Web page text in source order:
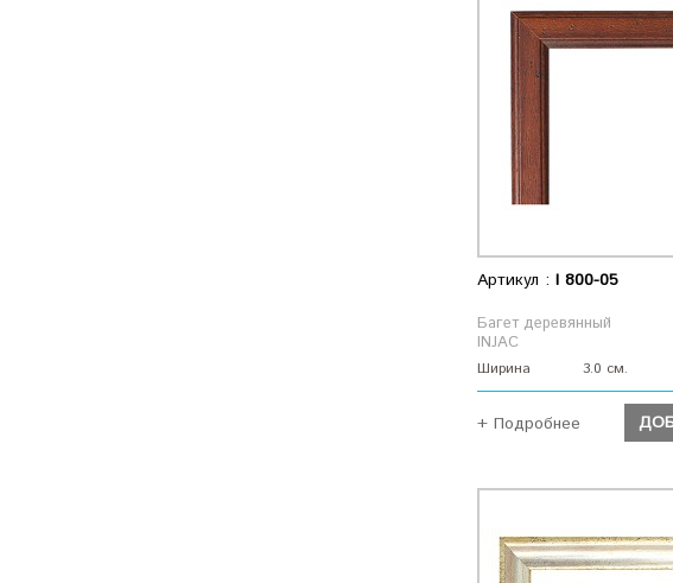
Артикул : I 800-05
Багет деревянный
INJAC
Ширина 3.0 см.
+ Подробнее